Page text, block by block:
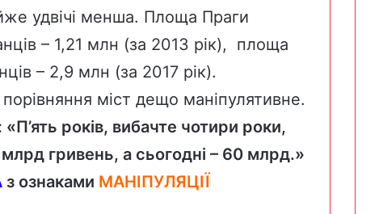
удвічі менша. Площа Праги
– 1,21 млн (за 2013 рік), площа
– 2,9 млн (за 2017 рік).
міст дещо маніпулятивне.
років, вибачте чотири роки,
гривень, а сьогодні – 60 млрд.»
з ознаками МАНІПУЛЯЦІЇ